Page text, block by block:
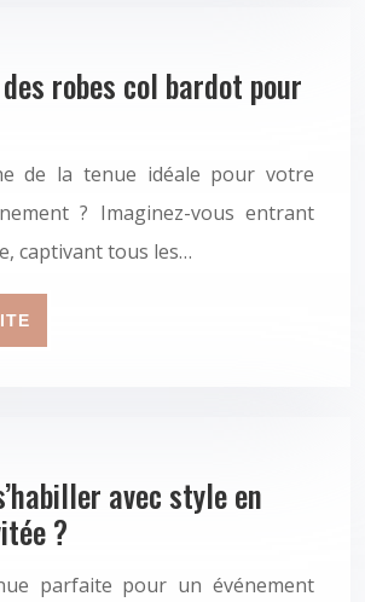
des robes col bardot pour
de la tenue idéale pour votre
? Imaginez-vous entrant
captivant tous les…
avec style en
?
parfaite pour un événement